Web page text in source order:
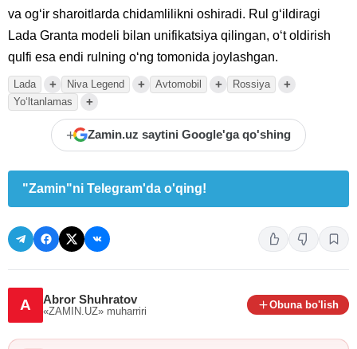
va ogʻir sharoitlarda chidamlilikni oshiradi. Rul gʻildiragi
Lada Granta modeli bilan unifikatsiya qilingan, oʻt oldirish
qulfi esa endi rulning oʻng tomonida joylashgan.
Lada + Niva Legend + Avtomobil + Rossiya +
Yoʻltanlamas +
+ Zamin.uz saytini Google'ga qo'shing
"Zamin"ni Telegram'da o'qing!
A Abror Shuhratov
«ZAMIN.UZ» muharriri
Obuna bo'lish